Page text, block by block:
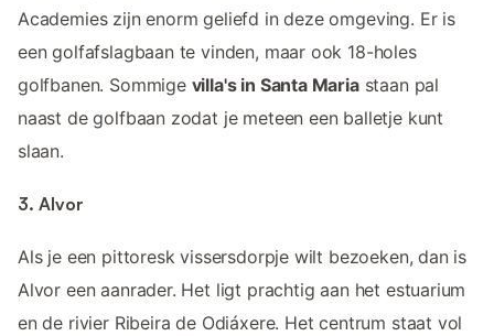
Academies zijn enorm geliefd in deze omgeving. Er is
een golfafslagbaan te vinden, maar ook 18-holes
golfbanen. Sommige villa's in Santa Mariastaan pal
naast de golfbaan zodat je meteen een balletje kunt
slaan.
3. Alvor
Als je een pittoresk vissersdorpje wilt bezoeken, dan is
Alvor een aanrader. Het ligt prachtig aan het estuarium
en de rivier Ribeira de Odiáxere. Het centrum staat vol